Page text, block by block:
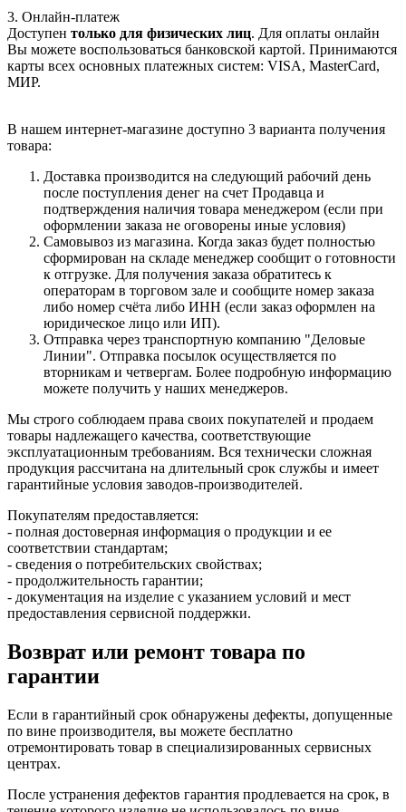
3. Онлайн-платеж
Доступен только для физических лиц. Для оплаты онлайн
Вы можете воспользоваться банковской картой. Принимаются
карты всех основных платежных систем: VISA, MasterCard,
МИР.
В нашем интернет-магазине доступно 3 варианта получения
товара:
Доставка производится на следующий рабочий день
после поступления денег на счет Продавца и
подтверждения наличия товара менеджером (если при
оформлении заказа не оговорены иные условия)
Самовывоз из магазина. Когда заказ будет полностью
сформирован на складе менеджер сообщит о готовности
к отгрузке. Для получения заказа обратитесь к
операторам в торговом зале и сообщите номер заказа
либо номер счёта либо ИНН (если заказ оформлен на
юридическое лицо или ИП).
Отправка через транспортную компанию "Деловые
Линии". Отправка посылок осуществляется по
вторникам и четвергам. Более подробную информацию
можете получить у наших менеджеров.
Мы строго соблюдаем права своих покупателей и продаем
товары надлежащего качества, соответствующие
эксплуатационным требованиям. Вся технически сложная
продукция рассчитана на длительный срок службы и имеет
гарантийные условия заводов-производителей.
Покупателям предоставляется:
- полная достоверная информация о продукции и ее
соответствии стандартам;
- сведения о потребительских свойствах;
- продолжительность гарантии;
- документация на изделие с указанием условий и мест
предоставления сервисной поддержки.
Возврат или ремонт товара по
гарантии
Если в гарантийный срок обнаружены дефекты, допущенные
по вине производителя, вы можете бесплатно
отремонтировать товар в специализированных сервисных
центрах.
После устранения дефектов гарантия продлевается на срок, в